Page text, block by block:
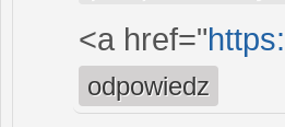
<a href="
odpowiedz